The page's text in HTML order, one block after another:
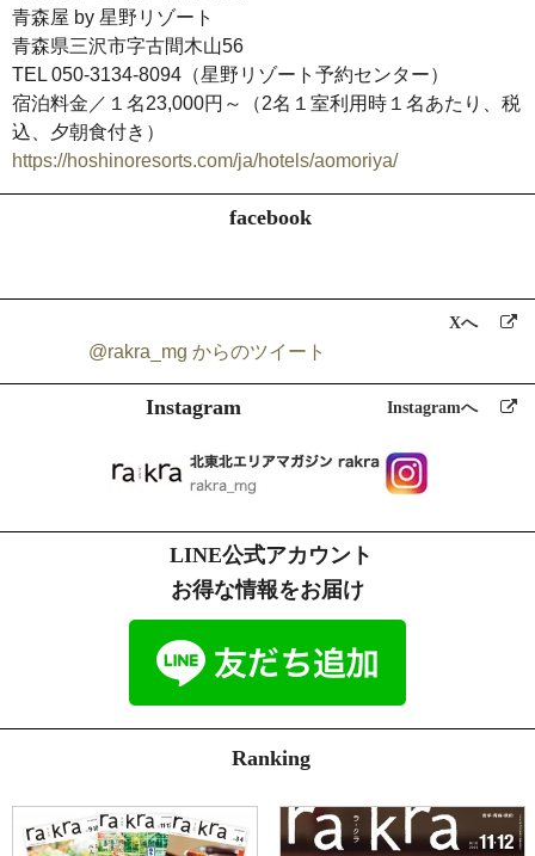
青森屋 by 星野リゾート
青森県三沢市字古間木山56
TEL 050-3134-8094（星野リゾート予約センター）
宿泊料金／１名23,000円～（2名１室利用時１名あたり、税
込、夕朝食付き）
https://hoshinoresorts.com/ja/hotels/aomoriya/
facebook
Xへ
@rakra_mg からのツイート
Instagram Instagramへ
LINE公式アカウント
お得な情報をお届け
Ranking